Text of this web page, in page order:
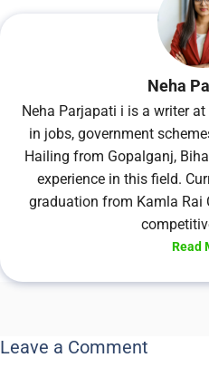
Neha
Neha Parjapati i is a writer
in jobs, government
Hailing from Gopalganj,
experience in this field.
graduation from Kamla Rai
Read
Leave a Comment